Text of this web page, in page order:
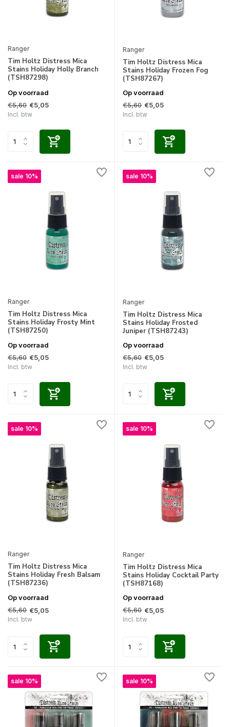
Ranger
Tim Holtz Distress Mica
Stains Holiday Holly Branch
(TSH87298)
Op voorraad
€5,60 €5,05
Incl. btw
Ranger
Tim Holtz Distress Mica
Stains Holiday Frozen Fog
(TSH87267)
Op voorraad
€5,60 €5,05
Incl. btw
sale 10%
Ranger
Tim Holtz Distress Mica
Stains Holiday Frosty Mint
(TSH87250)
Op voorraad
€5,60 €5,05
Incl. btw
sale 10%
Ranger
Tim Holtz Distress Mica
Stains Holiday Frosted
Juniper (TSH87243)
Op voorraad
€5,60 €5,05
Incl. btw
sale 10%
Ranger
Tim Holtz Distress Mica
Stains Holiday Fresh Balsam
(TSH87236)
Op voorraad
€5,60 €5,05
Incl. btw
sale 10%
Ranger
Tim Holtz Distress Mica
Stains Holiday Cocktail Party
(TSH87168)
Op voorraad
€5,60 €5,05
Incl. btw
sale 10% sale 10%